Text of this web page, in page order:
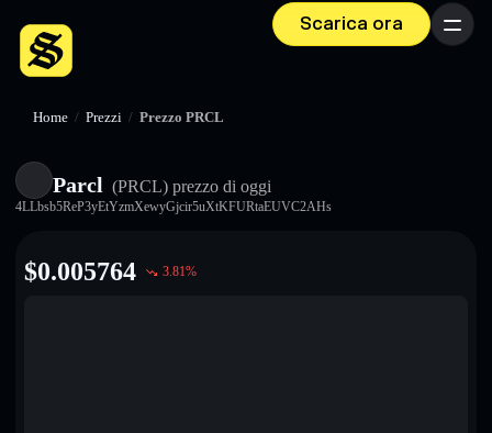
Scarica ora Menu
Home / Prezzi / Prezzo PRCL
Parcl (PRCL) prezzo di oggi
4LLbsb5ReP3yEtYzmXewyGjcir5uXtKFURtaEUVC2AHs
$0.005764 3.81%